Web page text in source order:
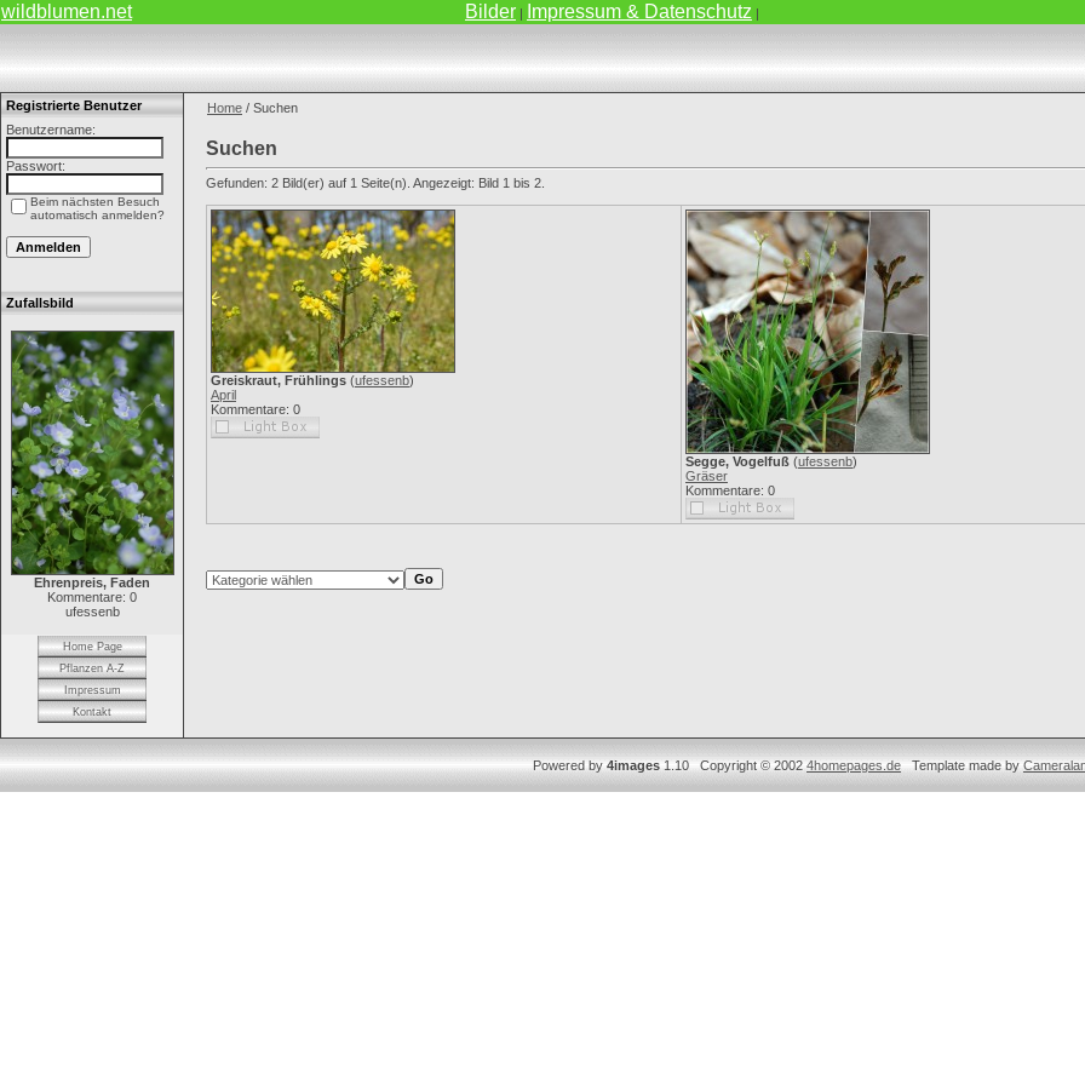
wildblumen.net Bilder | Impressum & Datenschutz |
Registrierte Benutzer
Benutzername:
Passwort:
Beim nächsten Besuch
automatisch anmelden?
Zufallsbild
Ehrenpreis, Faden
Kommentare: 0
ufessenb
Home Page
Pflanzen A-Z
Impressum
Kontakt
Home / Suchen
Suchen
Gefunden: 2 Bild(er) auf 1 Seite(n). Angezeigt: Bild 1 bis 2.
Greiskraut, Frühlings (ufessenb)
April
Kommentare: 0
Segge, Vogelfuß (ufessenb)
Gräser
Kommentare: 0
Powered by4images1.10 Copyright © 20024homepages.deTemplate made by